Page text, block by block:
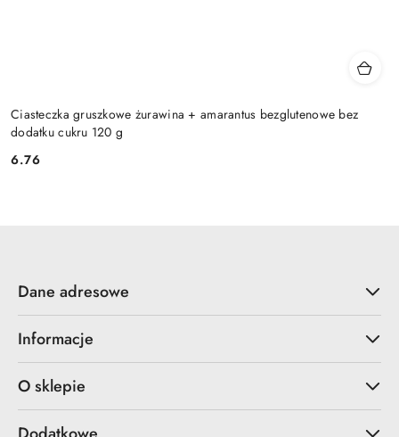
Ciasteczka gruszkowe żurawina + amarantus bezglutenowe bez
dodatku cukru 120 g
Cena:
6.76
Dane adresowe
Informacje
O sklepie